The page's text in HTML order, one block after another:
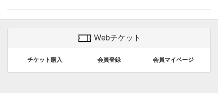
Webチケット
チケット購入 会員登録 会員マイページ